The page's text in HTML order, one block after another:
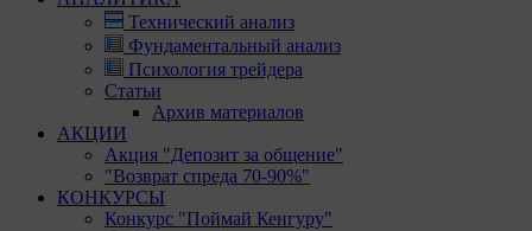
Технический анализ
Фундаментальный анализ
Психология трейдера
Статьи
Архив материалов
АКЦИИ
Акция "Депозит за общение"
"Возврат спреда 70-90%"
КОНКУРСЫ
Конкурс "Поймай Кенгуру"